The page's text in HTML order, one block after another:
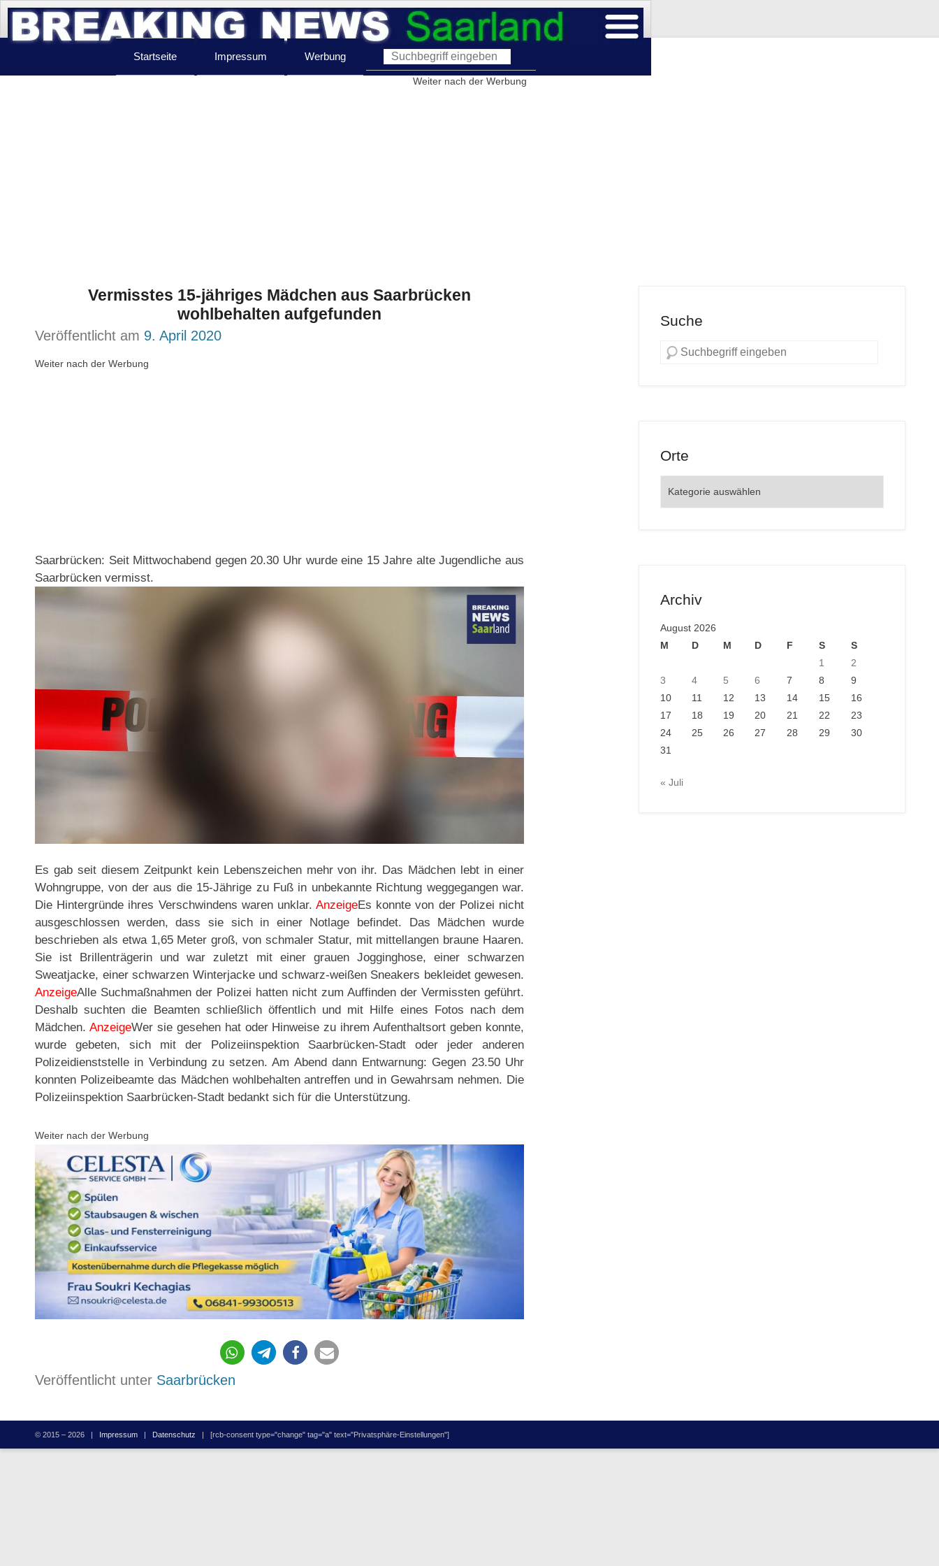
Startseite Impressum Werbung
Weiter nach der Werbung
Vermisstes 15-jähriges Mädchen aus Saarbrücken
wohlbehalten aufgefunden
Veröffentlicht am 9. April 2020
Weiter nach der Werbung
Saarbrücken: Seit Mittwochabend gegen 20.30 Uhr wurde eine 15 Jahre alte Jugendliche aus
Saarbrücken vermisst.
Es gab seit diesem Zeitpunkt kein Lebenszeichen mehr von ihr. Das Mädchen lebt in einer
Wohngruppe, von der aus die 15-Jährige zu Fuß in unbekannte Richtung weggegangen war.
Die Hintergründe ihres Verschwindens waren unklar.AnzeigeEs konnte von der Polizei nicht
ausgeschlossen werden, dass sie sich in einer Notlage befindet. Das Mädchen wurde
beschrieben als etwa 1,65 Meter groß, von schmaler Statur, mit mittellangen braune Haaren.
Sie ist Brillenträgerin und war zuletzt mit einer grauen Jogginghose, einer schwarzen
Sweatjacke, einer schwarzen Winterjacke und schwarz-weißen Sneakers bekleidet gewesen.
AnzeigeAlle Suchmaßnahmen der Polizei hatten nicht zum Auffinden der Vermissten geführt.
Deshalb suchten die Beamten schließlich öffentlich und mit Hilfe eines Fotos nach dem
Mädchen. AnzeigeWer sie gesehen hat oder Hinweise zu ihrem Aufenthaltsort geben konnte,
wurde gebeten, sich mit der Polizeiinspektion Saarbrücken-Stadt oder jeder anderen
Polizeidienststelle in Verbindung zu setzen. Am Abend dann Entwarnung: Gegen 23.50 Uhr
konnten Polizeibeamte das Mädchen wohlbehalten antreffen und in Gewahrsam nehmen. Die
Polizeiinspektion Saarbrücken-Stadt bedankt sich für die Unterstützung.
Weiter nach der Werbung
6441
Veröffentlicht unter Saarbrücken
Suche
Orte
Archiv
August 2026
M
D M D F S
S
1
2
3
4 5 6 7 8
9
10
11 12 13 14 15
16
17
18 19 20 21 22
23
24
25 26 27 28 29
30
31
« Juli
© 2015 – 2026 | Impressum | Datenschutz | [rcb-consent type="change" tag="a" text="Privatsphäre-Einstellungen"]